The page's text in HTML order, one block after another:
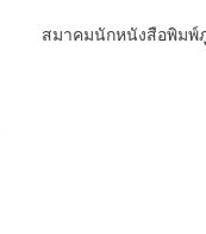
สมาคมนักหนังสือพิมพ์